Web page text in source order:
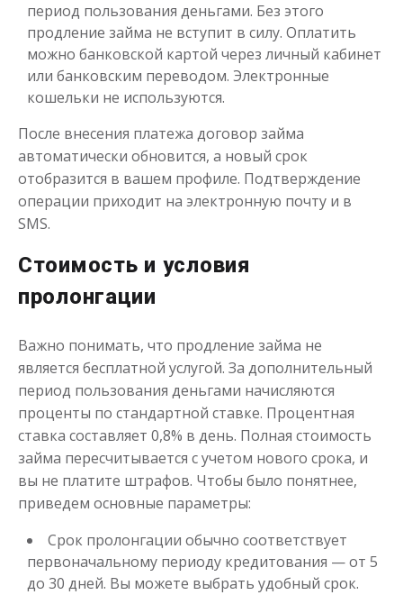
Деньги до зарплаты
Сумма до50 000₽
до 21 дня
период пользования деньгами. Без этого
продление займа не вступит в силу. Оплатить
можно банковской картой через личный кабинет
или банковским переводом. Электронные
кошельки не используются.
После внесения платежа договор займа
автоматически обновится, а новый срок
отобразится в вашем профиле. Подтверждение
операции приходит на электронную почту и в
SMS.
Стоимость и условия
пролонгации
Важно понимать, что продление займа не
является бесплатной услугой. За дополнительный
период пользования деньгами начисляются
проценты по стандартной ставке. Процентная
ставка составляет 0,8% в день. Полная стоимость
займа пересчитывается с учетом нового срока, и
вы не платите штрафов. Чтобы было понятнее,
приведем основные параметры:
Срок пролонгации обычно соответствует
первоначальному периоду кредитования — от 5
до 30 дней. Вы можете выбрать удобный срок.